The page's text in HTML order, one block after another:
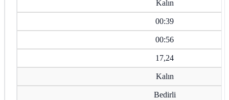
Kalın
00:39
00:56
17,24
Kalın
Bedirli